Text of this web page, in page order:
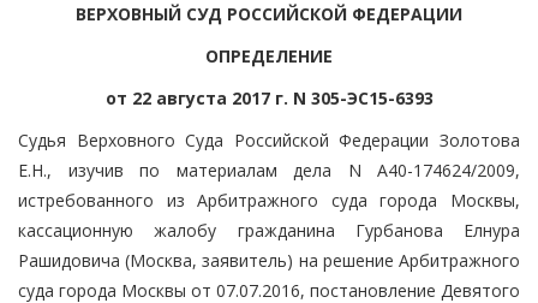
ВЕРХОВНЫЙ СУД РОССИЙСКОЙ ФЕДЕРАЦИИ
ОПРЕДЕЛЕНИЕ
от 22 августа 2017 г. N 305-ЭС15-6393
Судья Верховного Суда Российской Федерации Золотова
Е.Н., изучив по материалам дела N А40-174624/2009,
истребованного из Арбитражного суда города Москвы,
кассационную жалобу гражданина Гурбанова Елнура
Рашидовича (Москва, заявитель) на решение Арбитражного
суда города Москвы от 07.07.2016, постановление Девятого